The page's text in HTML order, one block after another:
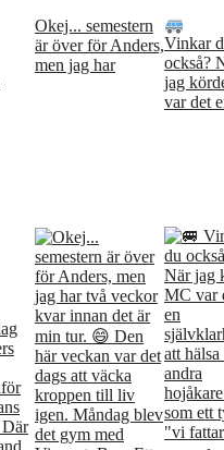
Okej... semestern
är över för Anders,
men jag har
Vinkar
också?
jag
var det